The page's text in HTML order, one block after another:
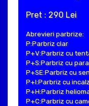
Pret : 290 Lei
Abrevieri parbrize:
P:Parbriz clar
P+V:Parbriz cu
P+S:Parbriz cu
P+SE:Parbriz cu
P+I:Parbriz cu
P+H:Parbriz
P+C:Parbriz cu